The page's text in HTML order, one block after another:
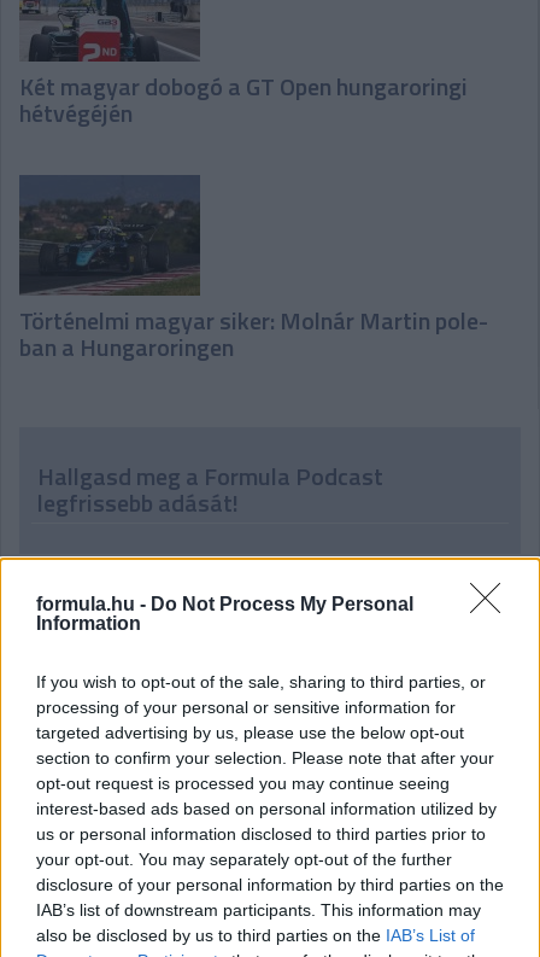
formula.hu - Do Not Process My Personal
Information
If you wish to opt-out of the sale, sharing to third parties, or
processing of your personal or sensitive information for
targeted advertising by us, please use the below opt-out
section to confirm your selection. Please note that after your
opt-out request is processed you may continue seeing
interest-based ads based on personal information utilized by
us or personal information disclosed to third parties prior to
your opt-out. You may separately opt-out of the further
disclosure of your personal information by third parties on the
IAB’s list of downstream participants. This information may
also be disclosed by us to third parties on the IAB’s List of
Két magyar dobogó a GT Open hungaroringi
hétvégéjén
Történelmi magyar siker: Molnár Martin pole-
ban a Hungaroringen
Hallgasd meg a Formula Podcast
legfrissebb adását!